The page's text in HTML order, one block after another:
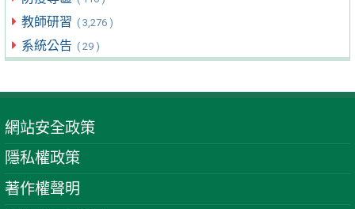
教師研習 ( 3,276 )
系統公告 ( 29 )
網站安全政策
隱私權政策
著作權聲明